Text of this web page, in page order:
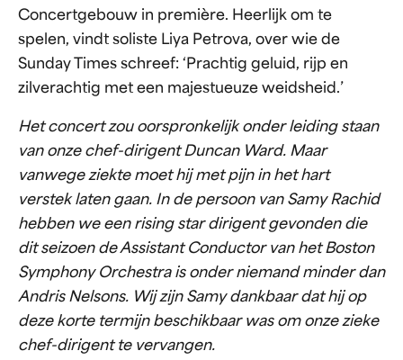
Concertgebouw in première. Heerlijk om te
spelen, vindt soliste Liya Petrova, over wie de
Sunday Times schreef: ‘Prachtig geluid, rijp en
zilverachtig met een majestueuze weidsheid.’
Het concert zou oorspronkelijk onder leiding staan
van onze chef-dirigent Duncan Ward. Maar
vanwege ziekte moet hij met pijn in het hart
verstek laten gaan. In de persoon van Samy Rachid
hebben we een rising star dirigent gevonden die
dit seizoen de Assistant Conductor van het Boston
Symphony Orchestra is onder niemand minder dan
Andris Nelsons. Wij zijn Samy dankbaar dat hij op
deze korte termijn beschikbaar was om onze zieke
chef-dirigent te vervangen.